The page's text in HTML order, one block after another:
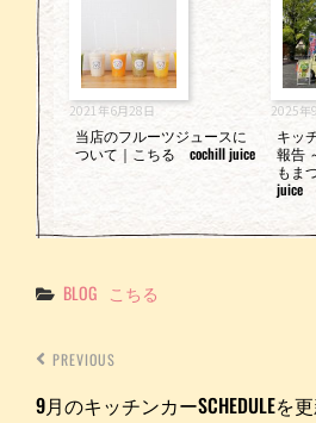
2021年6月28日
当店のフルーツジュースに
ついて｜こちる cochill juice
2025年
キッ
報告
もま
juice
Categories
BLOG こちる
PREVIOUS
9月のキッチンカーSCHEDULEを